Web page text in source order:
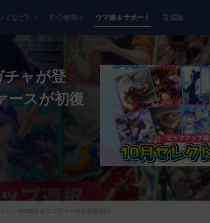
など）
ィング
初心者向け ウマ娘＆サポート 育成論
チャが登
ースが初復
シンやSSRネオユニヴァースが初復刻!?